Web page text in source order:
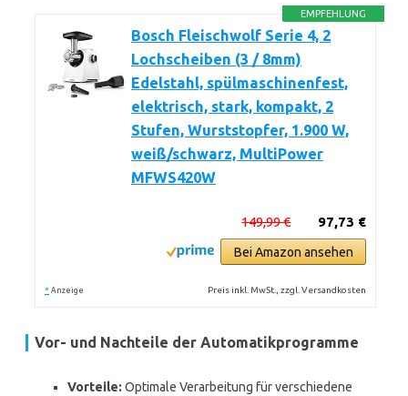
EMPFEHLUNG
Bosch Fleischwolf Serie 4, 2
Lochscheiben (3 / 8mm)
Edelstahl, spülmaschinenfest,
elektrisch, stark, kompakt, 2
Stufen, Wurststopfer, 1.900 W,
weiß/schwarz, MultiPower
MFWS420W
97,73 €
149,99 €
Bei Amazon ansehen
* Anzeige Preis inkl. MwSt., zzgl. Versandkosten
Vor- und Nachteile der Automatikprogramme
Vorteile: Optimale Verarbeitung für verschiedene